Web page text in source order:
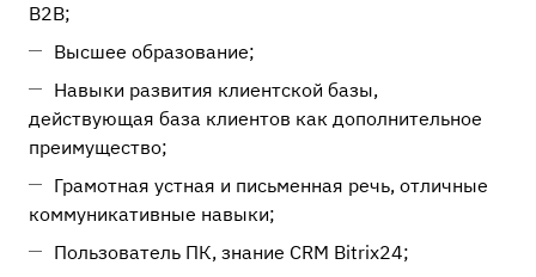
В2В;
Высшее образование;
Навыки развития клиентской базы,
действующая база клиентов как дополнительное
преимущество;
Грамотная устная и письменная речь, отличные
коммуникативные навыки;
Пользователь ПК, знание CRM Bitrix24;